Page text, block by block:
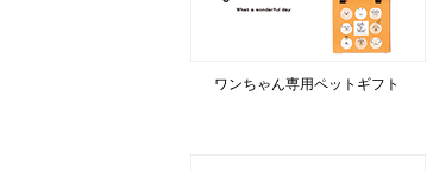
ワンちゃん専用ペットギフト